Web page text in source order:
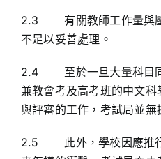
2.3 有關教師工作量與壓
不足以妥善處理。
2.4 至於一旦大量科目同
兼教會考及高考班的中文
與評審的工作，考試局並無
2.5 此外，學校因應推行